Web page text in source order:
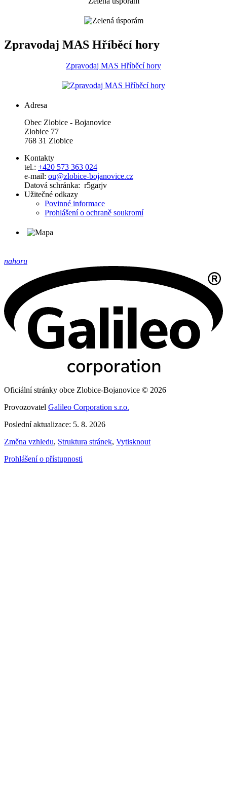
Zpravodaj MAS Hříběcí hory
Zpravodaj MAS Hříběcí hory
Adresa
Obec Zlobice - Bojanovice
Zlobice 77
768 31 Zlobice
Kontakty
tel.: +420 573 363 024
e-mail: ou@zlobice-bojanovice.cz
Datová schránka: r5garjv
Užitečné odkazy
Povinné informace
Prohlášení o ochraně soukromí
nahoru
Oficiální stránky obce Zlobice-Bojanovice © 2026
Provozovatel Galileo Corporation s.r.o.
Poslední aktualizace: 5. 8. 2026
Změna vzhledu, Struktura stránek, Vytisknout
Prohlášení o přístupnosti